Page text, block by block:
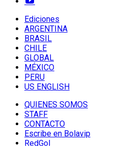
Ediciones
ARGENTINA
BRASIL
CHILE
GLOBAL
MÉXICO
PERU
US ENGLISH
QUIENES SOMOS
STAFF
CONTACTO
Escribe en Bolavip
RedGol